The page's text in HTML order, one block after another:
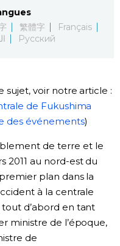
繁體字
Français
Русский
sujet, voir notre article :
de Fukushima
des événements)
de terre et le
2011 au nord-est du
plan dans la
à la centrale
d’abord en tant
ministre de l’époque,
de